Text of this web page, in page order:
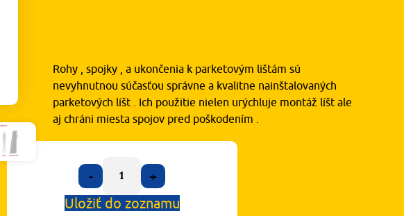
Rohy , spojky , a ukončenia k parketovým lištám sú
nevyhnutnou súčasťou správne a kvalitne nainštalovaných
parketových líšt . Ich použitie nielen urýchluje montáž líšt ale
aj chráni miesta spojov pred poškodením .
-
+
Uložiť do zoznamu